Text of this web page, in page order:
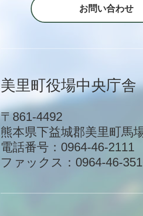
お問い合わせ
美里町役場中央庁舎
〒861-4492
熊本県下益城郡美里町馬
電話番号：0964-46-2111
ファックス：0964-46-